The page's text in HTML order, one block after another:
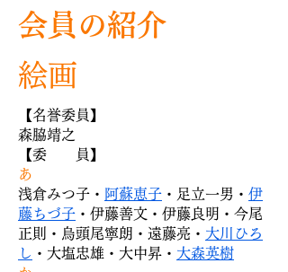
会員の紹介
絵画
【名誉委員】
森脇靖之
【委 員】
あ
浅倉みつ子・ 阿蘇恵子 ・足立一男・ 伊
藤ちづ子 ・伊藤善文・伊藤良明・今尾
正則・烏頭尾寧朗・遠藤亮・ 大川ひろ
し ・大塩忠雄・大中昇・ 大森英樹